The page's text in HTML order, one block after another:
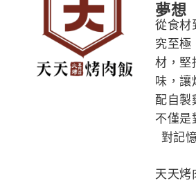
夢想
從食材
究至極
材，堅
味，讓
配自製
不僅是
對記
天天烤